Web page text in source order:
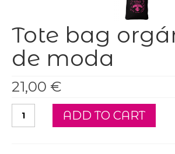
Tote bag
de moda
21,00 €
bag
ADD TO CART